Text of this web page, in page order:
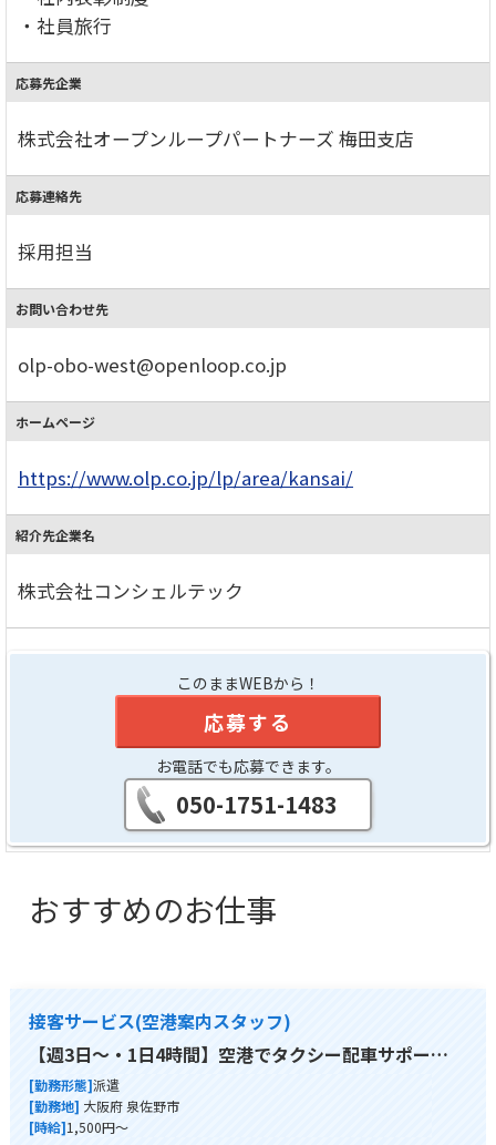
・社員旅行
応募先企業
株式会社オープンループパートナーズ 梅田支店
応募連絡先
採用担当
お問い合わせ先
olp-obo-west@openloop.co.jp
ホームページ
https://www.olp.co.jp/lp/area/kansai/
紹介先企業名
株式会社コンシェルテック
このままWEBから！
応募する
お電話でも応募できます。
050-1751-1483
おすすめのお仕事
接客サービス(空港案内スタッフ)
【週3日～・1日4時間】空港でタクシー配車サポー…
[勤務形態]派遣
[勤務地] 大阪府 泉佐野市
[時給]1,500円～